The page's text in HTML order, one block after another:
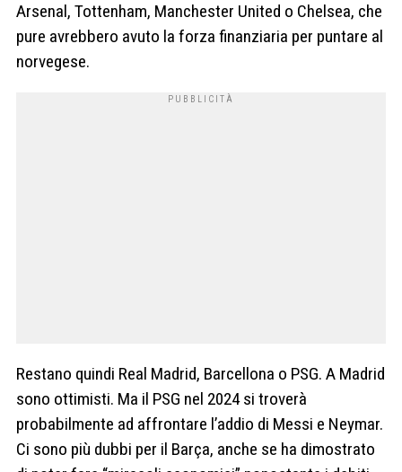
Arsenal, Tottenham, Manchester United o Chelsea, che
pure avrebbero avuto la forza finanziaria per puntare al
norvegese.
Restano quindi Real Madrid, Barcellona o PSG. A Madrid
sono ottimisti. Ma il PSG nel 2024 si troverà
probabilmente ad affrontare l’addio di Messi e Neymar.
Ci sono più dubbi per il Barça, anche se ha dimostrato